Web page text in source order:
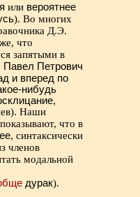
или вероятнее
). Во многих
Д.Э.
что
запятыми в
Павел Петрович
и вперед по
нибудь
Наши
что в
, синтаксически
членов
модальной
дурак).